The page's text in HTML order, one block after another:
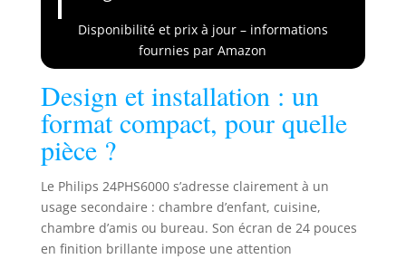
Disponibilité et prix à jour – informations
fournies par Amazon
Design et installation : un
format compact, pour quelle
pièce ?
Le Philips 24PHS6000 s’adresse clairement à un
usage secondaire : chambre d’enfant, cuisine,
chambre d’amis ou bureau. Son écran de 24 pouces
en finition brillante impose une attention